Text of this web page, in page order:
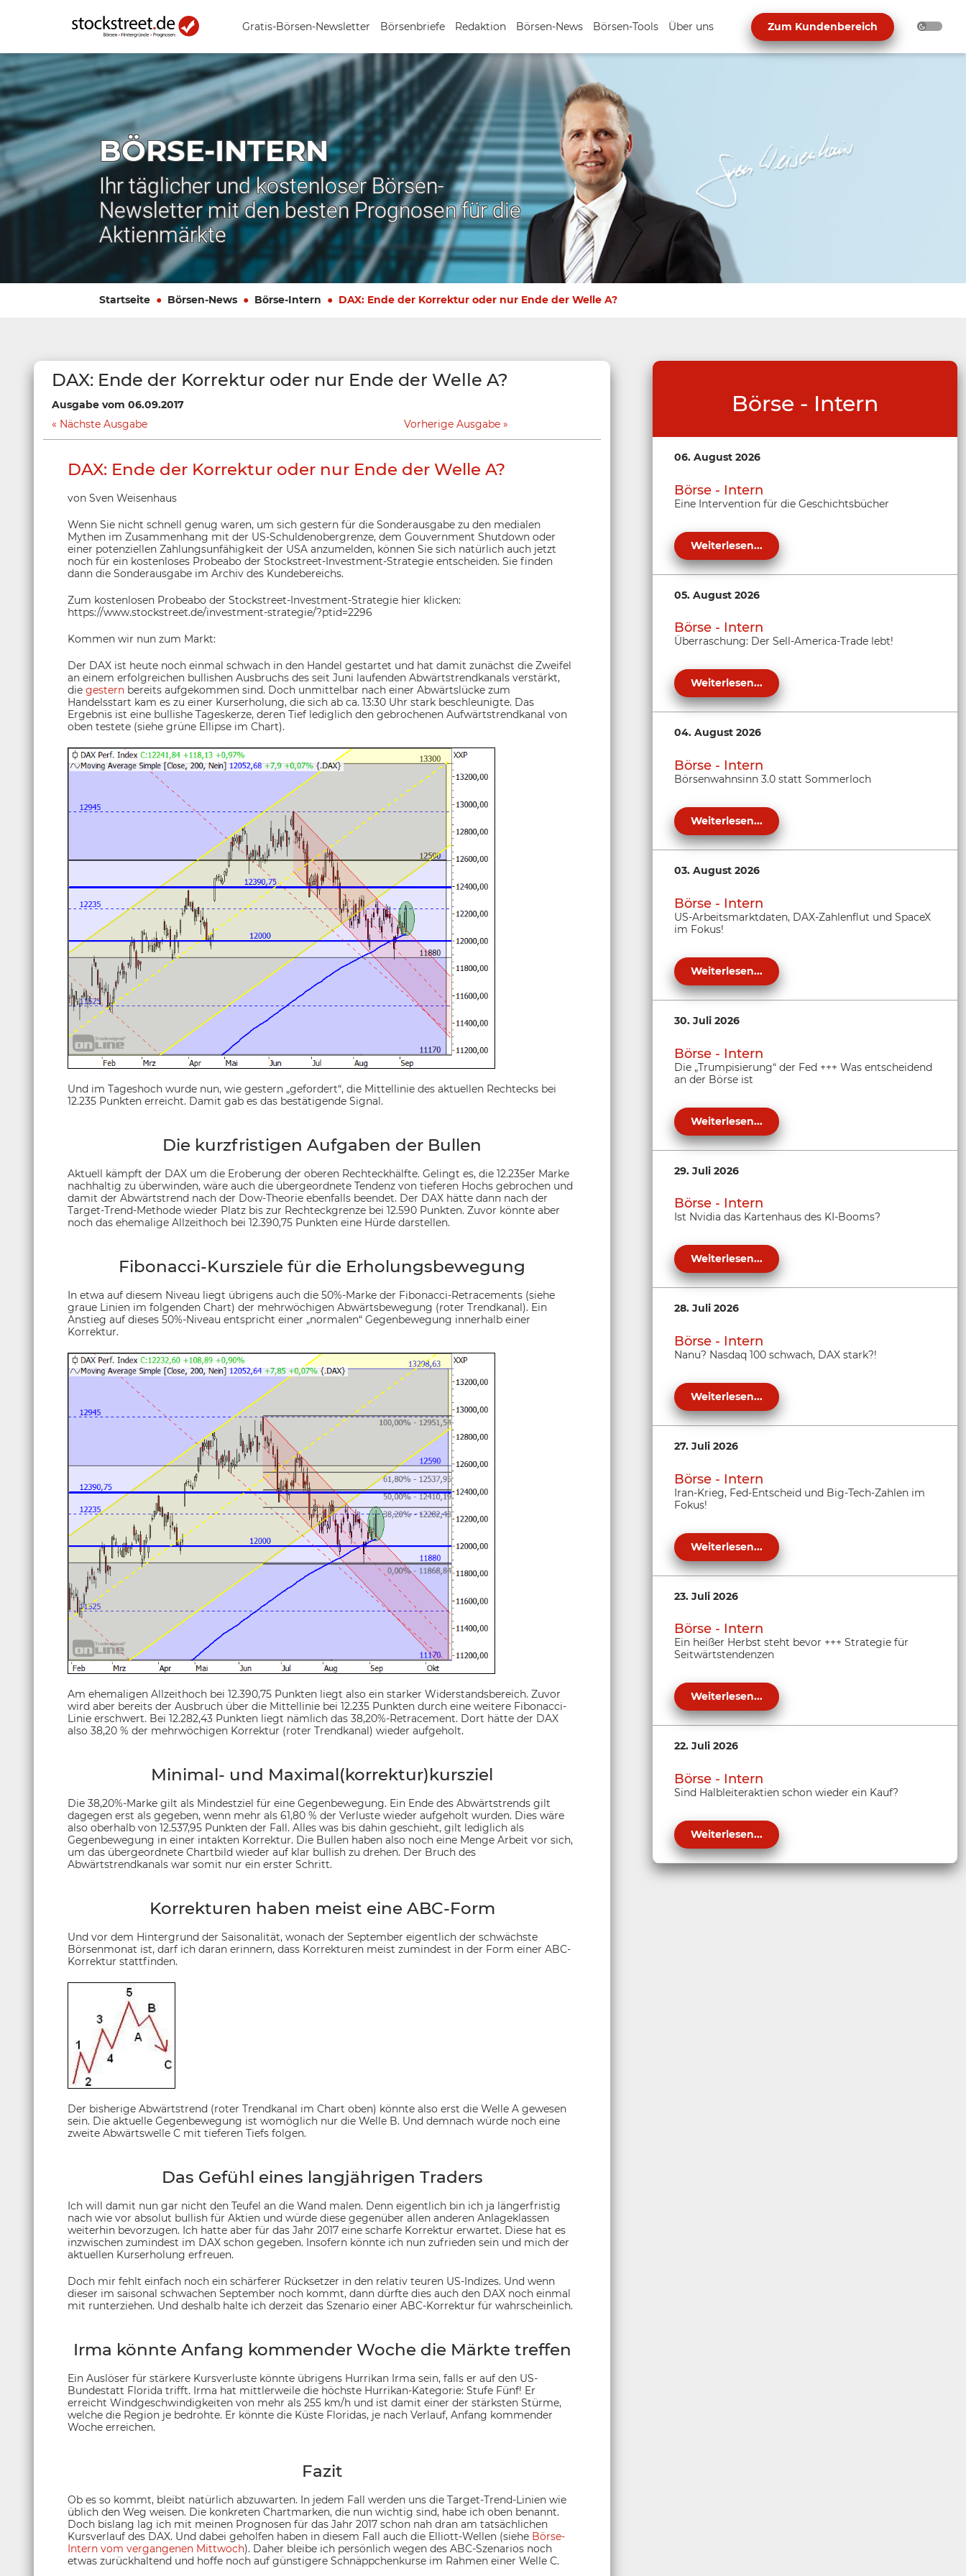
Gratis-Börsen-Newsletter Börsenbriefe Redaktion Börsen-News Börsen-Tools Über uns Zum Kundenbereich
BÖRSE-INTERN
Ihr täglicher und kostenloser Börsen-
Newsletter mit den besten Prognosen für die
Aktienmärkte
Startseite Börsen-News Börse-Intern DAX: Ende der Korrektur oder nur Ende der Welle A?
DAX: Ende der Korrektur oder nur Ende der Welle A?
Ausgabe vom 06.09.2017
Nächste Ausgabe
Vorherige Ausgabe
DAX: Ende der Korrektur oder nur Ende der Welle A?
von Sven Weisenhaus
Wenn Sie nicht schnell genug waren, um sich gestern für die Sonderausgabe zu den medialen
Mythen im Zusammenhang mit der US-Schuldenobergrenze, dem Gouvernment Shutdown oder
einer potenziellen Zahlungsunfähigkeit der USA anzumelden, können Sie sich natürlich auch jetzt
noch für ein kostenloses Probeabo der Stockstreet-Investment-Strategie entscheiden. Sie finden
dann die Sonderausgabe im Archiv des Kundebereichs.
Zum kostenlosen Probeabo der Stockstreet-Investment-Strategie hier klicken:
https://www.stockstreet.de/investment-strategie/?ptid=2296
Kommen wir nun zum Markt:
Der DAX ist heute noch einmal schwach in den Handel gestartet und hat damit zunächst die Zweifel
an einem erfolgreichen bullishen Ausbruchs des seit Juni laufenden Abwärtstrendkanals verstärkt,
die gestern bereits aufgekommen sind. Doch unmittelbar nach einer Abwärtslücke zum
Handelsstart kam es zu einer Kurserholung, die sich ab ca. 13:30 Uhr stark beschleunigte. Das
Ergebnis ist eine bullishe Tageskerze, deren Tief lediglich den gebrochenen Aufwärtstrendkanal von
oben testete (siehe grüne Ellipse im Chart).
Und im Tageshoch wurde nun, wie gestern „gefordert“, die Mittellinie des aktuellen Rechtecks bei
12.235 Punkten erreicht. Damit gab es das bestätigende Signal.
Die kurzfristigen Aufgaben der Bullen
Aktuell kämpft der DAX um die Eroberung der oberen Rechteckhälfte. Gelingt es, die 12.235er Marke
nachhaltig zu überwinden, wäre auch die übergeordnete Tendenz von tieferen Hochs gebrochen und
damit der Abwärtstrend nach der Dow-Theorie ebenfalls beendet. Der DAX hätte dann nach der
Target-Trend-Methode wieder Platz bis zur Rechteckgrenze bei 12.590 Punkten. Zuvor könnte aber
noch das ehemalige Allzeithoch bei 12.390,75 Punkten eine Hürde darstellen.
Fibonacci-Kursziele für die Erholungsbewegung
In etwa auf diesem Niveau liegt übrigens auch die 50%-Marke der Fibonacci-Retracements (siehe
graue Linien im folgenden Chart) der mehrwöchigen Abwärtsbewegung (roter Trendkanal). Ein
Anstieg auf dieses 50%-Niveau entspricht einer „normalen“ Gegenbewegung innerhalb einer
Korrektur.
Am ehemaligen Allzeithoch bei 12.390,75 Punkten liegt also ein starker Widerstandsbereich. Zuvor
wird aber bereits der Ausbruch über die Mittellinie bei 12.235 Punkten durch eine weitere Fibonacci-
Linie erschwert. Bei 12.282,43 Punkten liegt nämlich das 38,20%-Retracement. Dort hätte der DAX
also 38,20 % der mehrwöchigen Korrektur (roter Trendkanal) wieder aufgeholt.
Minimal- und Maximal(korrektur)kursziel
Die 38,20%-Marke gilt als Mindestziel für eine Gegenbewegung. Ein Ende des Abwärtstrends gilt
dagegen erst als gegeben, wenn mehr als 61,80 % der Verluste wieder aufgeholt wurden. Dies wäre
also oberhalb von 12.537,95 Punkten der Fall. Alles was bis dahin geschieht, gilt lediglich als
Gegenbewegung in einer intakten Korrektur. Die Bullen haben also noch eine Menge Arbeit vor sich,
um das übergeordnete Chartbild wieder auf klar bullish zu drehen. Der Bruch des
Abwärtstrendkanals war somit nur ein erster Schritt.
Korrekturen haben meist eine ABC-Form
Und vor dem Hintergrund der Saisonalität, wonach der September eigentlich der schwächste
Börsenmonat ist, darf ich daran erinnern, dass Korrekturen meist zumindest in der Form einer ABC-
Korrektur stattfinden.
Der bisherige Abwärtstrend (roter Trendkanal im Chart oben) könnte also erst die Welle A gewesen
sein. Die aktuelle Gegenbewegung ist womöglich nur die Welle B. Und demnach würde noch eine
zweite Abwärtswelle C mit tieferen Tiefs folgen.
Das Gefühl eines langjährigen Traders
Ich will damit nun gar nicht den Teufel an die Wand malen. Denn eigentlich bin ich ja längerfristig
nach wie vor absolut bullish für Aktien und würde diese gegenüber allen anderen Anlageklassen
weiterhin bevorzugen. Ich hatte aber für das Jahr 2017 eine scharfe Korrektur erwartet. Diese hat es
inzwischen zumindest im DAX schon gegeben. Insofern könnte ich nun zufrieden sein und mich der
aktuellen Kurserholung erfreuen.
Doch mir fehlt einfach noch ein schärferer Rücksetzer in den relativ teuren US-Indizes. Und wenn
dieser im saisonal schwachen September noch kommt, dann dürfte dies auch den DAX noch einmal
mit runterziehen. Und deshalb halte ich derzeit das Szenario einer ABC-Korrektur für wahrscheinlich.
Irma könnte Anfang kommender Woche die Märkte treffen
Ein Auslöser für stärkere Kursverluste könnte übrigens Hurrikan Irma sein, falls er auf den US-
Bundestatt Florida trifft. Irma hat mittlerweile die höchste Hurrikan-Kategorie: Stufe Fünf! Er
erreicht Windgeschwindigkeiten von mehr als 255 km/h und ist damit einer der stärksten Stürme,
welche die Region je bedrohte. Er könnte die Küste Floridas, je nach Verlauf, Anfang kommender
Woche erreichen.
Fazit
Ob es so kommt, bleibt natürlich abzuwarten. In jedem Fall werden uns die Target-Trend-Linien wie
üblich den Weg weisen. Die konkreten Chartmarken, die nun wichtig sind, habe ich oben benannt.
Doch bislang lag ich mit meinen Prognosen für das Jahr 2017 schon nah dran am tatsächlichen
Kursverlauf des DAX. Und dabei geholfen haben in diesem Fall auch die Elliott-Wellen (siehe Börse-
Intern vom vergangenen Mittwoch). Daher bleibe ich persönlich wegen des ABC-Szenarios noch
etwas zurückhaltend und hoffe noch auf günstigere Schnäppchenkurse im Rahmen einer Welle C.
Börse - Intern
06. August 2026
Börse - Intern
Eine Intervention für die Geschichtsbücher
Weiterlesen...
05. August 2026
Börse - Intern
Überraschung: Der Sell-America-Trade lebt!
Weiterlesen...
04. August 2026
Börse - Intern
Börsenwahnsinn 3.0 statt Sommerloch
Weiterlesen...
03. August 2026
Börse - Intern
US-Arbeitsmarktdaten, DAX-Zahlenflut und SpaceX
im Fokus!
Weiterlesen...
30. Juli 2026
Börse - Intern
Die „Trumpisierung“ der Fed +++ Was entscheidend
an der Börse ist
Weiterlesen...
29. Juli 2026
Börse - Intern
Ist Nvidia das Kartenhaus des KI-Booms?
Weiterlesen...
28. Juli 2026
Börse - Intern
Nanu? Nasdaq 100 schwach, DAX stark?!
Weiterlesen...
27. Juli 2026
Börse - Intern
Iran-Krieg, Fed-Entscheid und Big-Tech-Zahlen im
Fokus!
Weiterlesen...
23. Juli 2026
Börse - Intern
Ein heißer Herbst steht bevor +++ Strategie für
Seitwärtstendenzen
Weiterlesen...
22. Juli 2026
Börse - Intern
Sind Halbleiteraktien schon wieder ein Kauf?
Weiterlesen...